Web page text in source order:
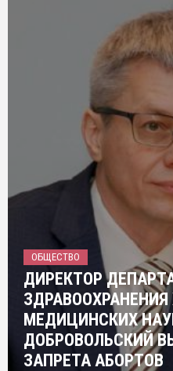
ОБЩЕСТВО
ДИРЕКТОР
МЕДИЦИНСКИХ
ДОБРОВОЛЬСКИЙ
ЗАПРЕТА АБОРТОВ